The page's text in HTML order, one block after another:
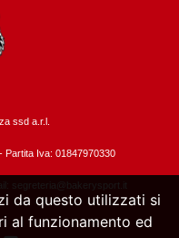
ssd a.r.l.
Partita Iva: 01847970330
segreteria@bakerysport.it
da questo utilizzati si
al funzionamento ed